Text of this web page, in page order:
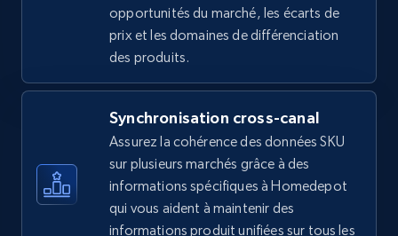
eBay - Gather data on products using
specified keywords
URL, Product id, Title, Seller name, Seller rating,
Seller reviews, Breadcrumbs, Root category, and
more.
opportunités du marché, les écarts de
prix et les domaines de différenciation
des produits.
Synchronisation cross-canal
Assurez la cohérence des données SKU
sur plusieurs marchés grâce à des
informations spécifiques à Homedepot
qui vous aident à maintenir des
informations produit unifiées sur tous les